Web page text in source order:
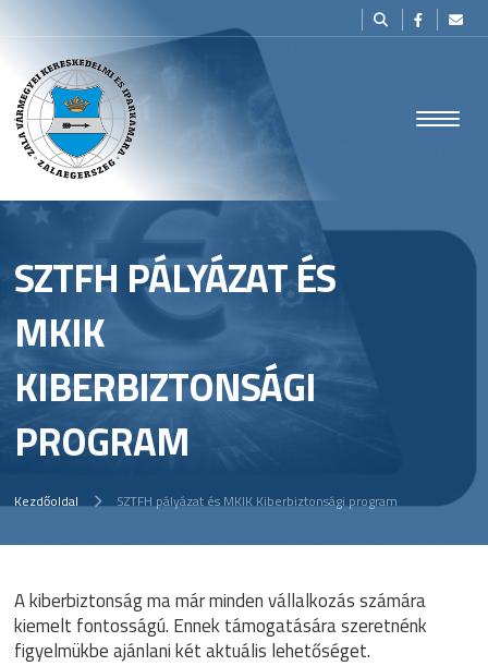
SZTFH PÁLYÁZAT ÉS
MKIK
KIBERBIZTONSÁGI
PROGRAM
Kezdőoldal SZTFH pályázat és MKIK Kiberbiztonsági program
A kiberbiztonság ma már minden vállalkozás számára
kiemelt fontosságú. Ennek támogatására szeretnénk
figyelmükbe ajánlani két aktuális lehetőséget.